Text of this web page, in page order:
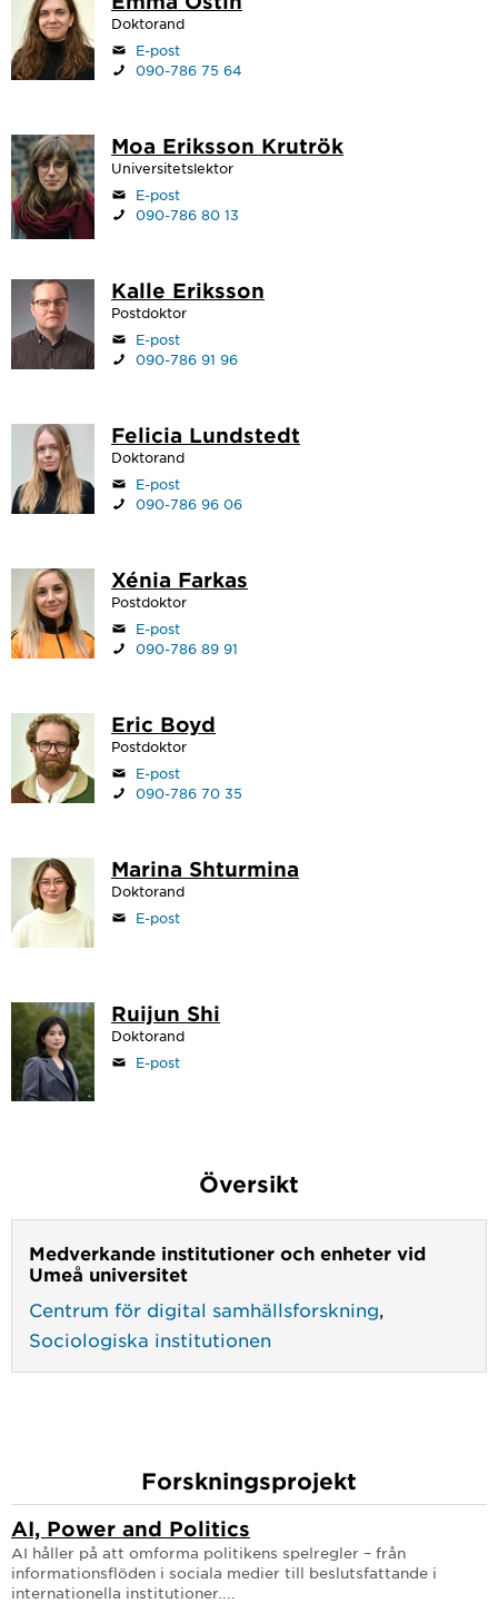
Doktorand
E-post
090-786 75 64
Moa Eriksson Krutrök
Universitetslektor
E-post
090-786 80 13
Kalle Eriksson
Postdoktor
E-post
090-786 91 96
Felicia Lundstedt
Doktorand
E-post
090-786 96 06
Xénia Farkas
Postdoktor
E-post
090-786 89 91
Eric Boyd
Postdoktor
E-post
090-786 70 35
Marina Shturmina
Doktorand
E-post
Ruijun Shi
Doktorand
E-post
Översikt
Medverkande institutioner och enheter vid
Umeå universitet
Centrum för digital samhällsforskning,
Sociologiska institutionen
Forskningsprojekt
AI, Power and Politics
AI håller på att omforma politikens spelregler – från
informationsflöden i sociala medier till beslutsfattande i
internationella institutioner....